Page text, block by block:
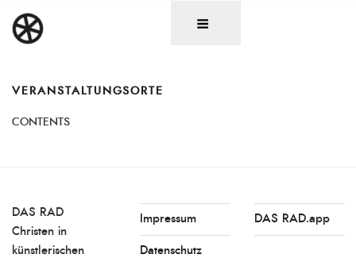
Inhalt
springen
VERANSTALTUNGSORTE
CONTENTS
DAS RAD
Christen in
künstlerischen
Impressum
Datenschutz
DAS RAD.app